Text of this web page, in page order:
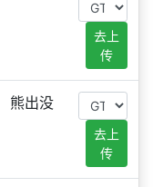
去上
传
熊出没
去上
传